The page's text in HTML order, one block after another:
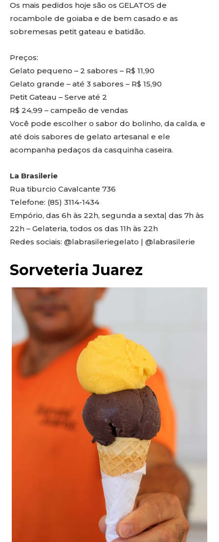
Os mais pedidos hoje são os GELATOS de
rocambole de goiaba e de bem casado e as
sobremesas petit gateau e batidão.
Preços:
Gelato pequeno – 2 sabores – R$ 11,90
Gelato grande – até 3 sabores – R$ 15,90
Petit Gateau – Serve até 2
R$ 24,99 – campeão de vendas
Você pode escolher o sabor do bolinho, da calda, e
até dois sabores de gelato artesanal e ele
acompanha pedaços da casquinha caseira.
La Brasilerie
Rua tiburcio Cavalcante 736
Telefone: (85) 3114-1434
Empório, das 6h às 22h, segunda a sexta| das 7h às
22h – Gelateria, todos os das 11h às 22h
Redes sociais: @labrasileriegelato | @labrasilerie
Sorveteria Juarez